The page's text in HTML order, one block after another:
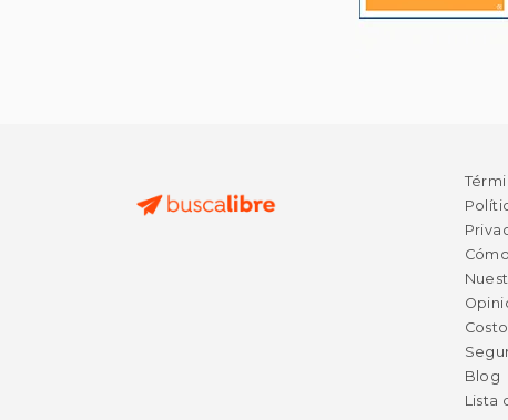
Blog
Lista